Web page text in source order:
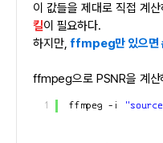
이 값들을 제대로 직접 계
킬이 필요하다.
하지만,ffmpeg만 있으면
ffmpeg으로 PSNR을 계산
1 ffmpeg -i